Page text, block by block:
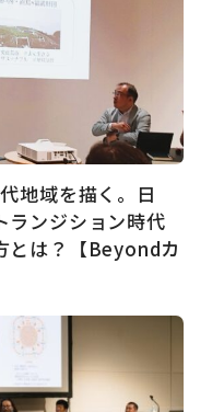
地域を描く。日
ランジション時代
とは？【Beyondカ